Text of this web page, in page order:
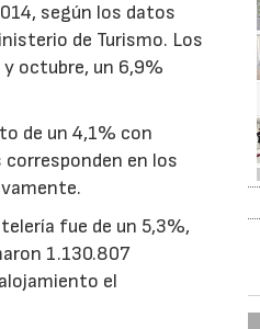
según los datos
de Turismo. Los
octubre, un 6,9%
de un 4,1% con
en los
fue de un 5,3%,
1.130.807
el